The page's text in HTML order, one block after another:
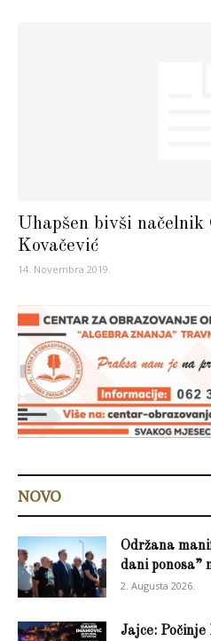
Uhapšen bivši
Kovačević
14. Novembra 2019.
NOVO
Održana
dani
2. Augusta 2026.
Jajce: